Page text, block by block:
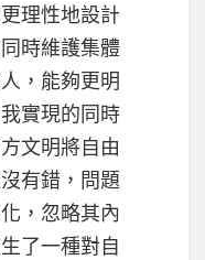
理性地設計
時維護集體
，能夠更明
實現的同時
文明將自由
有錯，問題
，忽略其內
了一種對自